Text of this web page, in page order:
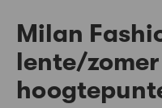
Milan
lente/